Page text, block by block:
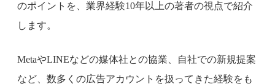
のポイントを、業界経験10年以上の著者の視点で紹介
します。
MetaやLINEなどの媒体社との協業、自社での新規提案
など、数多くの広告アカウントを扱ってきた経験をも